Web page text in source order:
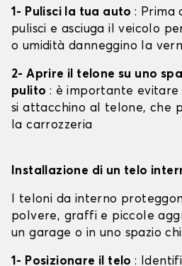
1- Pulisci la tua auto: Prima
pulisci e asciuga il veicolo
o umidità danneggino la
2- Aprire il telone su uno
pulito : è importante
si attacchino al telone, che
la carrozzeria
Installazione di un telo
I teloni da interno
polvere, graffi e piccole
un garage o in uno spazio
1- Posizionare il telo: